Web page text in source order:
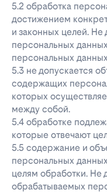
5.2 обработка
достижением
и законных целей. Не
персональных
персональных
5.3 не допускается
содержащих
которых
между собой.
5.4 обработке
которые отвечают
5.5 содержание и
персональных
целям обработки. Не
обрабатываемых